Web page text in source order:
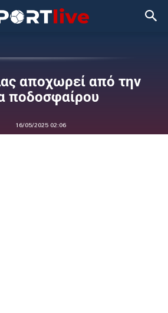
αποχωρεί από την
ποδοσφαίρου
16/05/2025 02:06